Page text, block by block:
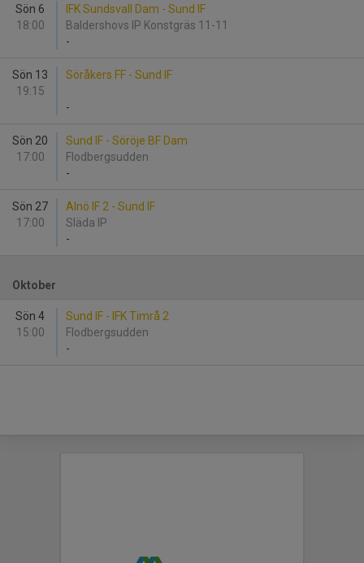
Sön 6
18:00
IFK Sundsvall Dam - Sund IF
Baldershovs IP Konstgräs 11-11
-
Sön 13
19:15
Söråkers FF - Sund IF
-
Sön 20
17:00
Sund IF - Söröje BF Dam
Flodbergsudden
-
Sön 27
17:00
Alnö IF 2 - Sund IF
Släda IP
-
Oktober
Sön 4
15:00
Sund IF - IFK Timrå 2
Flodbergsudden
-